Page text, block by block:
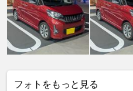
フォトをもっと見る